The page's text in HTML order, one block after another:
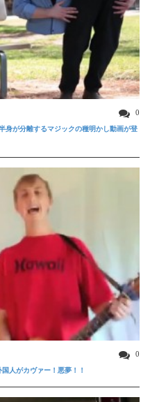
0
身が分離するマジックの種明かし動画が登
0
人がカヴァー！悪夢！！